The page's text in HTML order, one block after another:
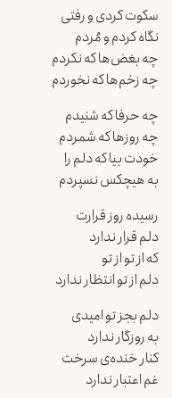
سکوت کردی و رفتی
نگاه کردم و مُردم
چه بغض‌ها که نکردم
چه زخم‌ها که نخوردم
چه حرفا که شنیدم
چه روزها که شمردم
خودت بیا که دلم را
به هیچکس نسپردم
رسیده روز قرارت
دلم قرار ندارد
که از تو از تو
دلم از تو انتظار ندارد
دلم بجز تو امیدی
به روزگار ندارد
کنار خنده‌ی سرخت
غم اعتبار ندارد